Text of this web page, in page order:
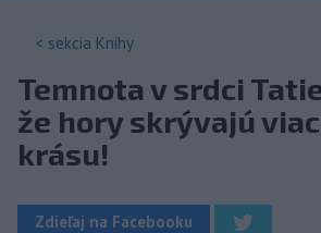
< sekcia Knihy
Temnota v srdci
že hory skrývajú
krásu!
Zdieľaj na Facebooku